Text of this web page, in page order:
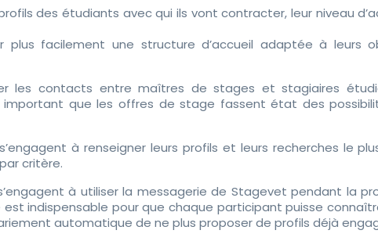
des étudiants avec qui ils vont contracter, leur niveau
plus facilement une structure d’accueil adaptée à leurs
les contacts entre maîtres de stages et stagiaires
que les offres de stage fassent état des
à renseigner leurs profils et leurs recherches le
critère.
à utiliser la messagerie de Stagevet pendant la
indispensable pour que chaque participant puisse
automatique de ne plus proposer de profils déjà